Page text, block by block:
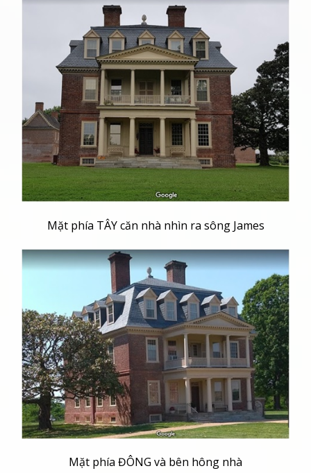
Mặt phía TÂY căn nhà nhìn ra sông James
Mặt phía ĐÔNG và bên hông nhà